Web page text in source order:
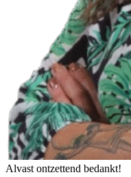
Alvast ontzettend bedankt!